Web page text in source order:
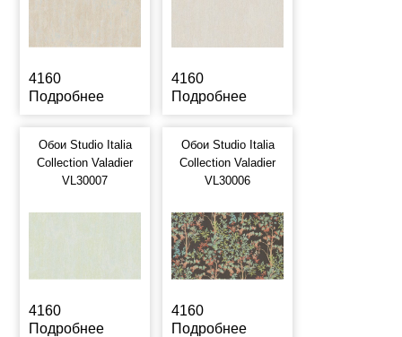
4160
Подробнее
4160
Подробнее
Обои Studio Italia
Collection Valadier
VL30007
4160
Подробнее
Обои Studio Italia
Collection Valadier
VL30006
4160
Подробнее